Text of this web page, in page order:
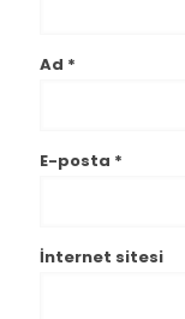
Ad *
E-posta *
İnternet sitesi